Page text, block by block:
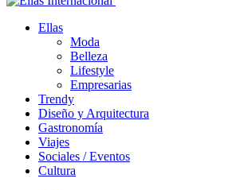
Ellas
Moda
Belleza
Lifestyle
Empresarias
Trendy
Diseño y Arquitectura
Gastronomía
Viajes
Sociales / Eventos
Cultura